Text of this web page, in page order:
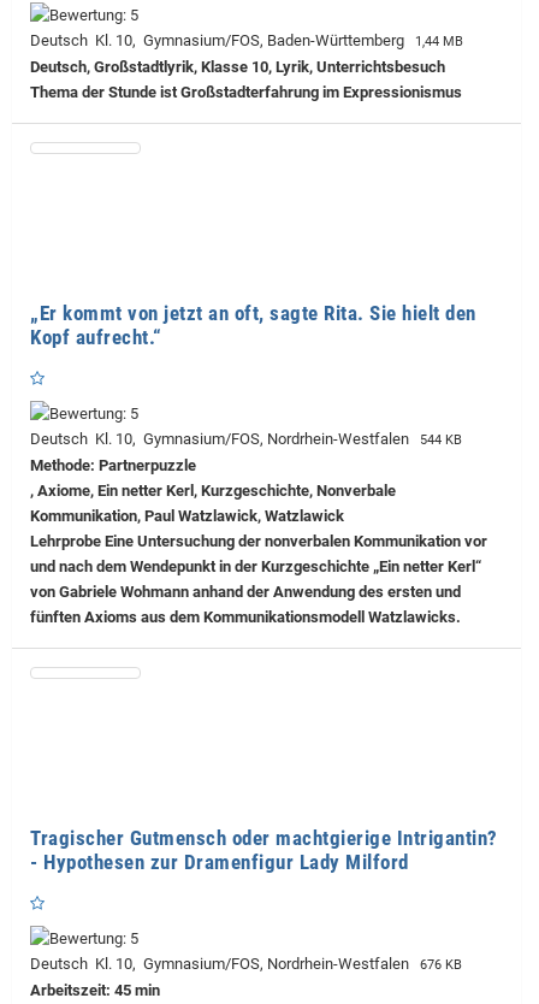
Deutsch Kl. 10, Gymnasium/FOS, Baden-Württemberg 1,44 MB
Deutsch, Großstadtlyrik, Klasse 10, Lyrik, Unterrichtsbesuch
Thema der Stunde ist Großstadterfahrung im Expressionismus
„Er kommt von jetzt an oft, sagte Rita. Sie hielt den
Kopf aufrecht.“
Deutsch Kl. 10, Gymnasium/FOS, Nordrhein-Westfalen 544 KB
Methode: Partnerpuzzle
, Axiome, Ein netter Kerl, Kurzgeschichte, Nonverbale
Kommunikation, Paul Watzlawick, Watzlawick
Lehrprobe Eine Untersuchung der nonverbalen Kommunikation vor
und nach dem Wendepunkt in der Kurzgeschichte „Ein netter Kerl“
von Gabriele Wohmann anhand der Anwendung des ersten und
fünften Axioms aus dem Kommunikationsmodell Watzlawicks.
Tragischer Gutmensch oder machtgierige Intrigantin?
- Hypothesen zur Dramenfigur Lady Milford
Deutsch Kl. 10, Gymnasium/FOS, Nordrhein-Westfalen 676 KB
Arbeitszeit: 45 min